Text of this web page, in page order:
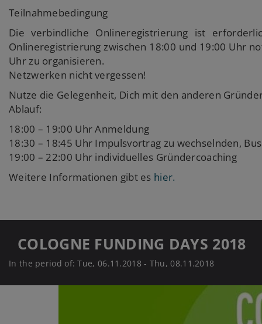
Teilnahmebedingung
Die verbindliche Onlineregistrierung ist
Onlineregistrierung zwischen 18:00 und 19:00 Uhr
Uhr zu organisieren.
Netzwerken nicht vergessen!
Nutze die Gelegenheit, Dich mit den anderen
Ablauf:
18:00 – 19:00 Uhr Anmeldung
18:30 – 18:45 Uhr Impulsvortrag zu wechselnden,
19:00 – 22:00 Uhr individuelles Gründercoaching
Weitere Informationen gibt es hier.
COLOGNE FUNDING DAYS 2018
In the period of: Tue, 06.11.2018 - Thu, 08.11.2018